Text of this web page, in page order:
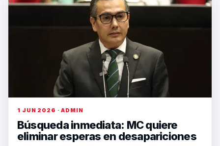
1 JUN 2026 · ADMIN
Búsqueda inmediata: MC quiere
eliminar esperas en desapariciones